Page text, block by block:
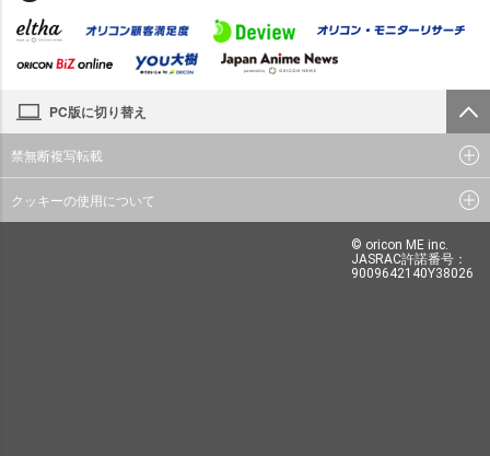
PC版に切り替え
禁無断複写転載
クッキーの使用について
© oricon ME inc.
JASRAC許諾番号：
9009642140Y38026